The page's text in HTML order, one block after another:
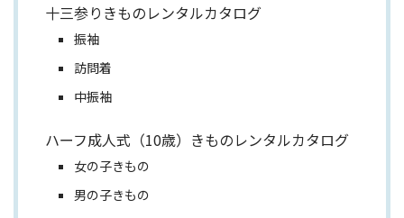
十三参りきものレンタルカタログ
振袖
訪問着
中振袖
ハーフ成人式（10歳）きものレンタルカタログ
女の子きもの
男の子きもの